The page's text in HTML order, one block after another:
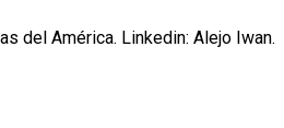
del América. Linkedin: Alejo Iwan.